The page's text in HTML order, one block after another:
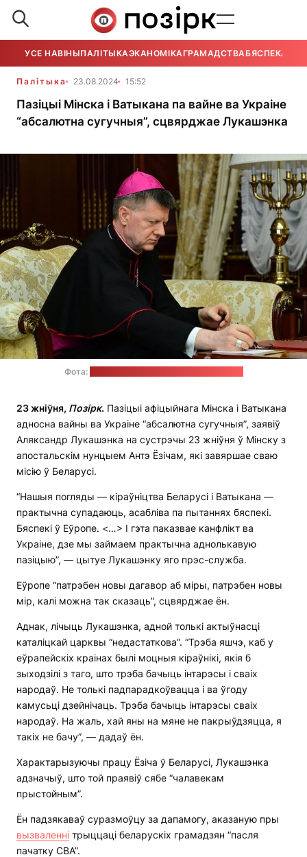
УСЕ НАВІНЫПАЛІТЫКАЭКАНОМІКАГРАМАДСТВАБЯСПЕКА
Палітыка 23.08.2024 15:52
Пазіцыі Мінска і Ватыкана па вайне ва Украіне
“абсалютна сугучныя”, сцвярджае Лукашэнка
Фота:
23 жніўня, Позірк. Пазіцыі афіцыйнага Мінска і Ватыкана
адносна вайны ва Украіне “абсалютна сугучныя”, заявіў
Аляксандр Лукашэнка на сустрэчы 23 жніўня ў Мінску з
апостальскім нунцыем Антэ Ёзічам, які завяршае сваю
місію ў Беларусі.
“Нашыя погляды — кіраўніцтва Беларусі і Ватыкана —
практычна супадаюць, асабліва па пытаннях бяспекі.
Бяспекі ў Еўропе. <…> І гэта паказвае канфлікт ва
Украіне, дзе мы займаем практычна аднолькавую
пазіцыю”, — цытуе Лукашэнку яго прэс-служба.
Еўропе “патрэбен новы дагавор аб міры, патрэбен новы
мір, калі можна так сказаць”, сцвярджае ён.
Аднак, лічыць Лукашэнка, адной толькі актыўнасці
каталіцкай царквы “недастаткова”. “Трэба яшчэ, каб у
еўрапейскіх краінах былі моцныя кіраўнікі, якія б
зыходзілі з таго, што трэба бачыць інтарэсы і сваіх
народаў. Не толькі падпарадкоўвацца і ва ўгоду
камусьці дзейнічаць. Трэба бачыць інтарэсы сваіх
народаў. На жаль, хай яны на мяне не пакрыўдзяцца, я
такіх не бачу”, — дадаў ён.
Характарызуючы працу Ёзіча ў Беларусі, Лукашэнка
адзначыў, што той праявіў сябе “чалавекам
прыстойным”.
Ён падзякаваў суразмоўцу за дапамогу, аказаную пры
вызваленні трыццаці беларускіх грамадзян “пасля
пачатку СВА”.